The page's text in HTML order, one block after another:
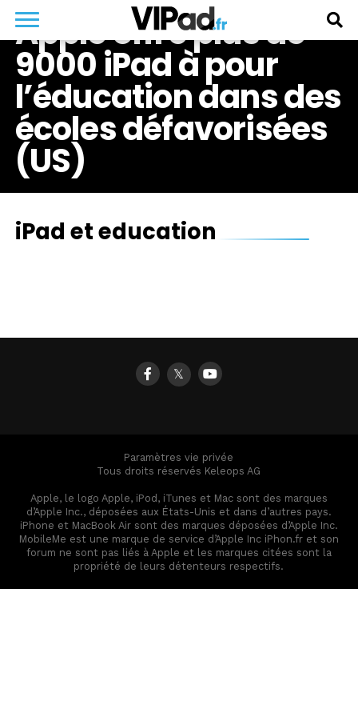
Apple offre plus de
9000 iPad à pour
l’éducation dans des
écoles défavorisées
(US)
iPad et education
𝕏
Paramètres vie privée
Tous droits réservés Keleops AG
Apple, le logo Apple, iPod, iTunes et Mac sont des marques
d’Apple Inc., déposées aux États-Unis et dans d’autres pays.
iPhone et MacBook Air sont des marques déposées d’Apple Inc.
MobileMe est une marque de service d’Apple Inc iPhon.fr et son
forum ne sont pas liés à Apple et les marques citées sont la
propriété de leurs détenteurs respectifs.